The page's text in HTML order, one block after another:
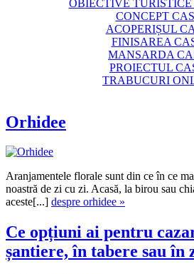
OBIECTIVE
CONCEPT
ACOPERIȘUL
FINISAREA
MANSARDA
PROIECTUL
TRABUCURI
Orhidee
Aranjamentele florale sunt din ce în ce
noastră de zi cu zi. Acasă, la birou sau
aceste[...] despre orhidee »
Ce opțiuni ai pentru
șantiere, în tabere sau în